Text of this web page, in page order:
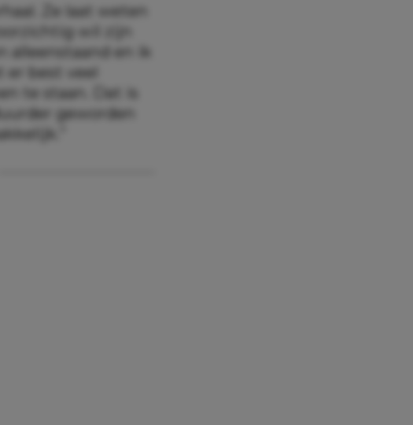
Ze laat weten
wil zijn
alleenstaand en ik
er best veel
te staan. Dat is
geworden